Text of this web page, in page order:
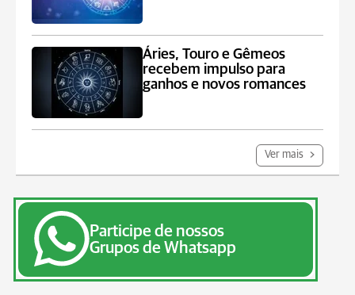
Áries, Touro e Gêmeos
recebem impulso para
ganhos e novos romances
Ver mais
Participe de nossos
Grupos de Whatsapp